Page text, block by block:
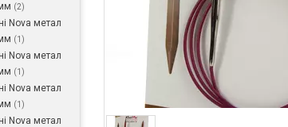
(2)
Nova метал
(1)
Nova метал
(1)
Nova метал
(1)
Nova метал